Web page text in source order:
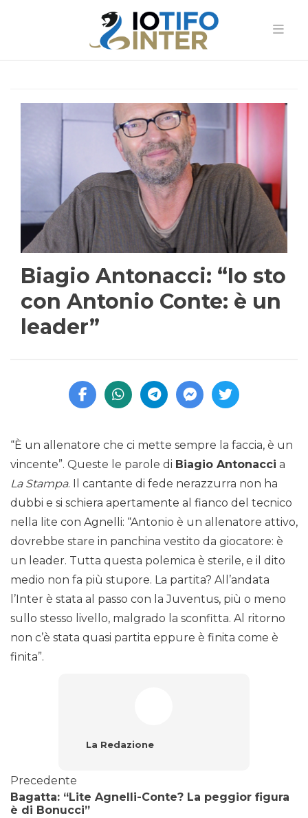
Biagio Antonacci: “Io sto
con Antonio Conte: è un
leader”
“È un allenatore che ci mette sempre la faccia, è un
vincente”. Queste le parole di Biagio Antonacci a
La Stampa. Il cantante di fede nerazzurra non ha
dubbi e si schiera apertamente al fianco del tecnico
nella lite con Agnelli: “Antonio è un allenatore attivo,
dovrebbe stare in panchina vestito da giocatore: è
un leader. Tutta questa polemica è sterile, e il dito
medio non fa più stupore. La partita? All’andata
l’Inter è stata al passo con la Juventus, più o meno
sullo stesso livello, malgrado la sconfitta. Al ritorno
non c’è stata quasi partita eppure è finita come è
finita”.
La Redazione
Precedente
Bagatta: “Lite Agnelli-Conte? La peggior figura
è di Bonucci”